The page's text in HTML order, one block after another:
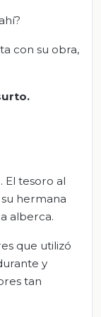
con su obra,
El tesoro al
hermana
alberca.
que utilizó
y
tan